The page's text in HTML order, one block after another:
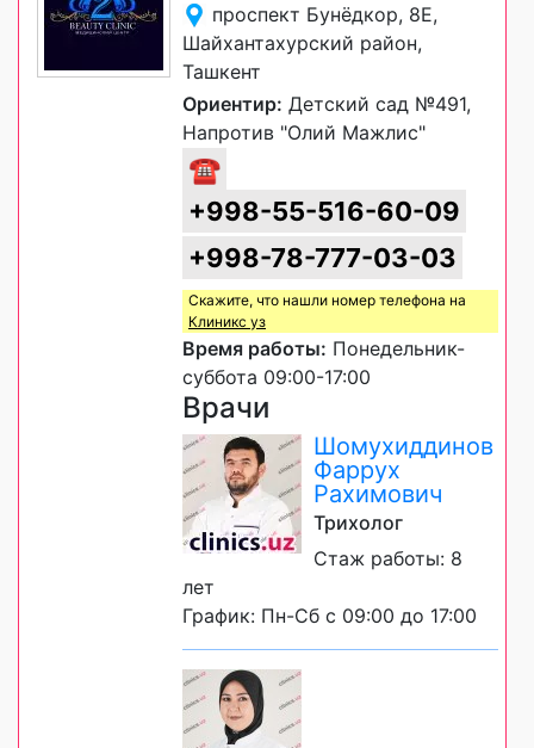
проспект Бунёдкор, 8Е,
Шайхантахурский район,
Ташкент
Ориентир: Детский сад №491,
Напротив "Олий Мажлис"
☎
+998-55-516-60-09
+998-78-777-03-03
Скажите, что нашли номер телефона на
Клиникс уз
Время работы: Понедельник-
суббота 09:00-17:00
Врачи
Шомухиддинов
Фаррух
Рахимович
Трихолог
Стаж работы: 8
лет
График: Пн-Сб с 09:00 до 17:00